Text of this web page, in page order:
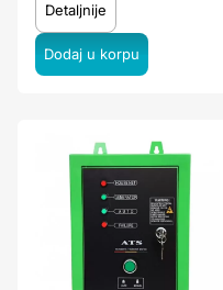
Detaljnije